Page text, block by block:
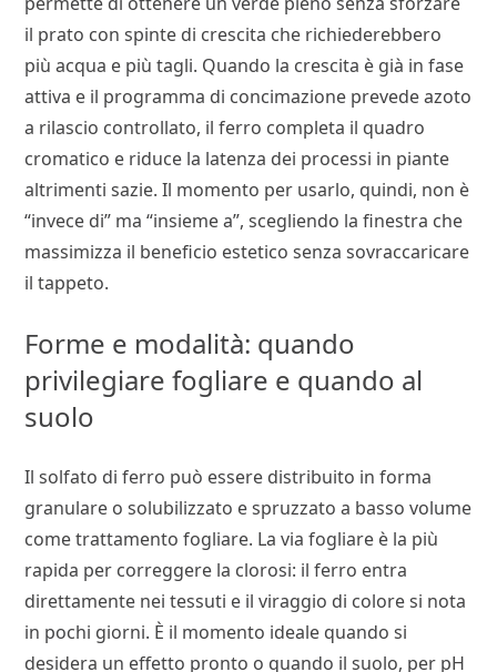
il prato con spinte di crescita che richiederebbero
più acqua e più tagli. Quando la crescita è già in fase
attiva e il programma di concimazione prevede azoto
a rilascio controllato, il ferro completa il quadro
cromatico e riduce la latenza dei processi in piante
altrimenti sazie. Il momento per usarlo, quindi, non è
“invece di” ma “insieme a”, scegliendo la finestra che
massimizza il beneficio estetico senza sovraccaricare
il tappeto.
Forme e modalità: quando
privilegiare fogliare e quando al
suolo
Il solfato di ferro può essere distribuito in forma
granulare o solubilizzato e spruzzato a basso volume
come trattamento fogliare. La via fogliare è la più
rapida per correggere la clorosi: il ferro entra
direttamente nei tessuti e il viraggio di colore si nota
in pochi giorni. È il momento ideale quando si
desidera un effetto pronto o quando il suolo, per pH